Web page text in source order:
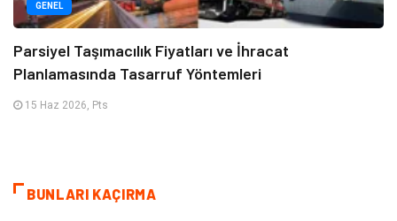
GENEL
Parsiyel Taşımacılık Fiyatları ve İhracat
Planlamasında Tasarruf Yöntemleri
15 Haz 2026, Pts
BUNLARI KAÇIRMA